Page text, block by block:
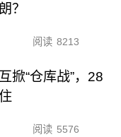
？
阅读 8213
掀“仓库战”，28
阅读 5576